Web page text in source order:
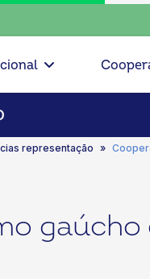
escolha
representação
gaúcho